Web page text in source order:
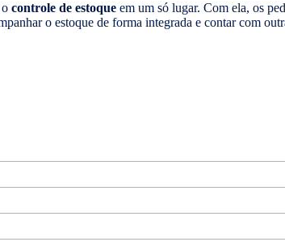
controle de estoque em um só lugar. Com ela, os
o estoque de forma integrada e contar com